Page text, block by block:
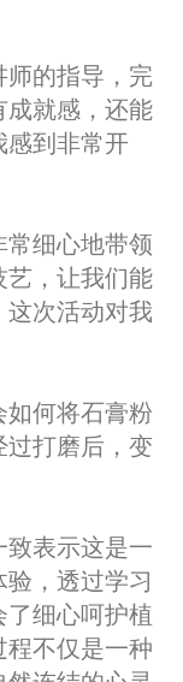
师的指导，完
成就感，还能
感到非常开
细心地带领
艺，让我们能
次活动对我
何将石膏粉
过打磨后，变
致表示这是一
，透过学习
细心呵护植
不仅是一种